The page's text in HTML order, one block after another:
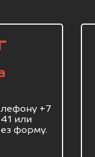
+7
или
форму.